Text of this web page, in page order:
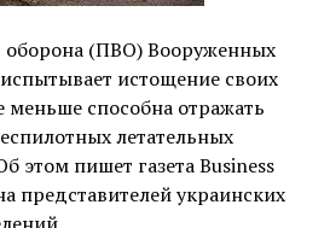
(ПВО) Вооруженных
истощение своих
меньше способна отражать
летательных
этом пишет газета Business
представителей украинских